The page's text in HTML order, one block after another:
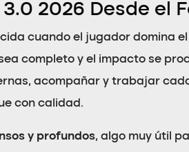
2026 Desde el
cuando el jugador domina
completo y el impacto se
acompañar y trabajar
con calidad.
y profundos, algo muy útil